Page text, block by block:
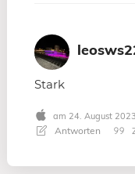
Stark
am 24. August
Antworten